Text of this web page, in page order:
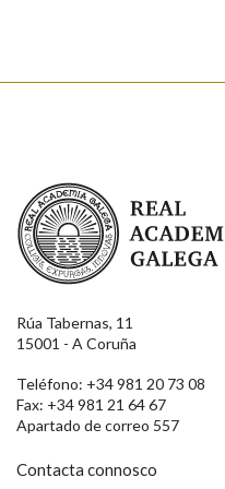
Real Academia Galega
Rúa Tabernas, 11
15001 - A Coruña
Teléfono: +34 981 20 73 08
Fax: +34 981 21 64 67
Apartado de correo 557
Contacta connosco